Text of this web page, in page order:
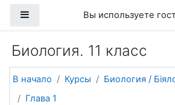
Боковая панельВы используете
Биология. 11 класс
В начало Курсы Биология /
Глава 1